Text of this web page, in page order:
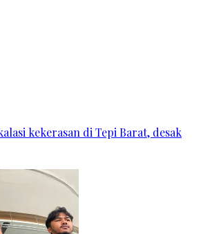
kekerasan di Tepi Barat, desak